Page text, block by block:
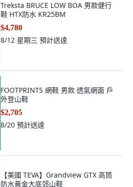
Treksta BRUCE LOW BOA 男款健行
鞋 HTX防水 KR25BM
$4,780
8/12 星期三 預計送達
FOOTPRINTS 網鞋 男款 透氣網面 戶
外登山鞋
$2,705
8/20 預計送達
【美國 TEVA】Grandview GTX 高筒
防水黃金大底郊山鞋